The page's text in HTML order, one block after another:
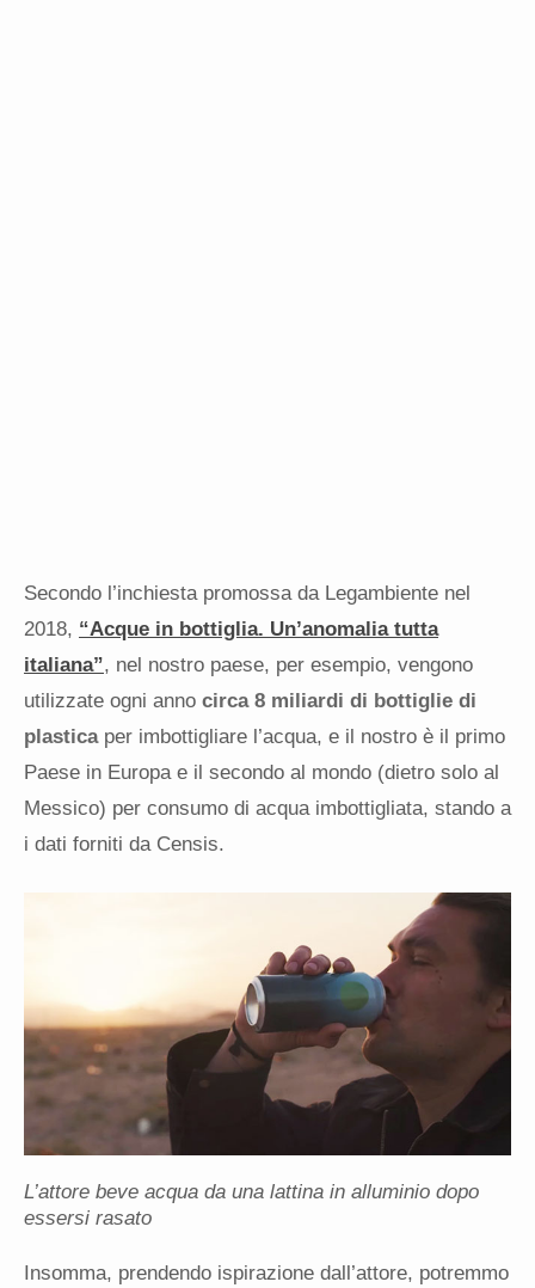
Secondo l’inchiesta promossa da Legambiente nel
2018, “Acque in bottiglia. Un’anomalia tutta
italiana”, nel nostro paese, per esempio, vengono
utilizzate ogni anno circa 8 miliardi di bottiglie di
plasticaper imbottigliare l’acqua, e il nostro è il primo
Paese in Europa e il secondo al mondo (dietro solo al
Messico) per consumo di acqua imbottigliata, stando a
i dati forniti da Censis.
L’attore beve acqua da una lattina in alluminio dopo
essersi rasato
Insomma, prendendo ispirazione dall’attore, potremmo